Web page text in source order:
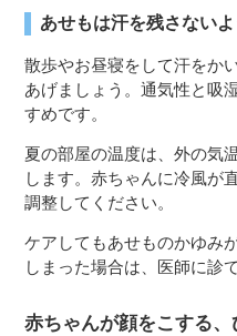
あせもは汗を残さない
散歩やお昼寝をして汗をか
あげましょう。通気性と吸
すめです。
夏の部屋の温度は、外の気
します。赤ちゃんに冷風が
調整してください。
ケアしてもあせものかゆみ
しまった場合は、医師に診
赤ちゃんが顔をこする